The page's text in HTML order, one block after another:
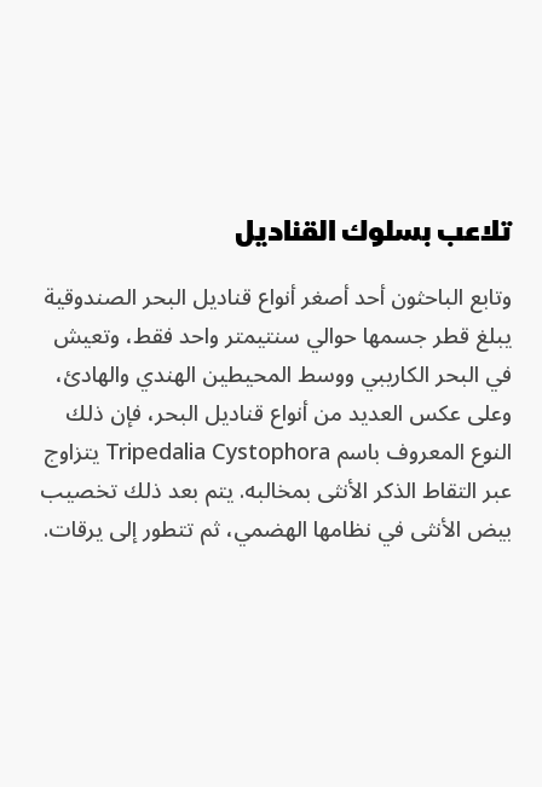
تلاعب بسلوك القناديل
وتابع الباحثون أحد أصغر أنواع قناديل البحر الصندوقية
يبلغ قطر جسمها حوالي سنتيمتر واحد فقط، وتعيش
في البحر الكاريبي ووسط المحيطين الهندي والهادئ،
وعلى عكس العديد من أنواع قناديل البحر، فإن ذلك
النوع المعروف باسم Tripedalia Cystophora يتزاوج
عبر التقاط الذكر الأنثى بمخالبه. يتم بعد ذلك تخصيب
بيض الأنثى في نظامها الهضمي، ثم تتطور إلى يرقات.